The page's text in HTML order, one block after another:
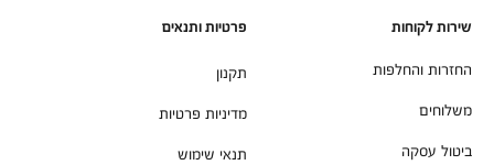
שירות לקוחות
החזרות והחלפות
משלוחים
ביטול עסקה
פרטיות ותנאים
תקנון
מדיניות פרטיות
תנאי שימוש